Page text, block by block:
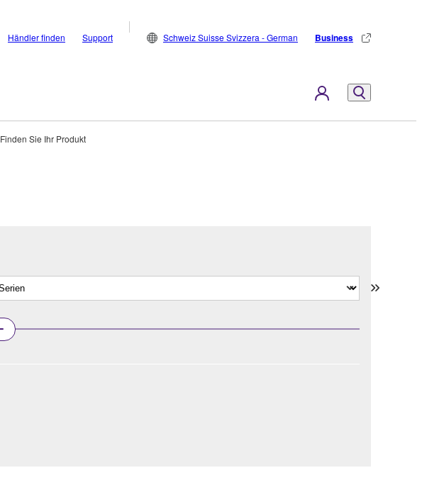
Händler finden Support Schweiz Suisse Svizzera - German Business
Finden Sie Ihr Produkt